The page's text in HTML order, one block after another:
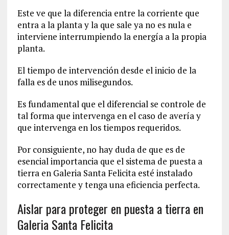
Este ve que la diferencia entre la corriente que
entra a la planta y la que sale ya no es nula e
interviene interrumpiendo la energía a la propia
planta.
El tiempo de intervención desde el inicio de la
falla es de unos milisegundos.
Es fundamental que el diferencial se controle de
tal forma que intervenga en el caso de avería y
que intervenga en los tiempos requeridos.
Por consiguiente, no hay duda de que es de
esencial importancia que el sistema de puesta a
tierra en Galeria Santa Felicita esté instalado
correctamente y tenga una eficiencia perfecta.
Aislar para proteger en puesta a tierra en
Galeria Santa Felicita